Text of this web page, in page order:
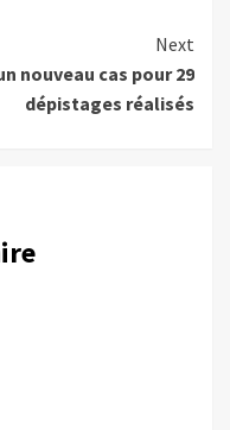
Next
nouveau cas pour 29
dépistages réalisés